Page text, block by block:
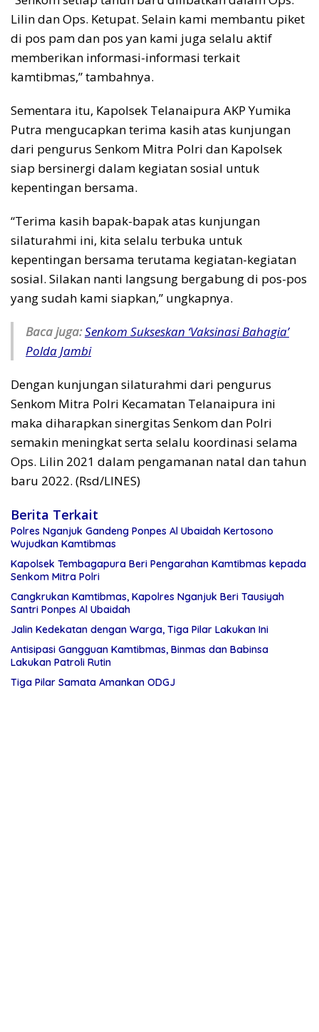
Lilin dan Ops. Ketupat. Selain kami membantu piket
di pos pam dan pos yan kami juga selalu aktif
memberikan informasi-informasi terkait
kamtibmas,” tambahnya.
Sementara itu, Kapolsek Telanaipura AKP Yumika
Putra mengucapkan terima kasih atas kunjungan
dari pengurus Senkom Mitra Polri dan Kapolsek
siap bersinergi dalam kegiatan sosial untuk
kepentingan bersama.
“Terima kasih bapak-bapak atas kunjungan
silaturahmi ini, kita selalu terbuka untuk
kepentingan bersama terutama kegiatan-kegiatan
sosial. Silakan nanti langsung bergabung di pos-pos
yang sudah kami siapkan,” ungkapnya.
Baca juga:Senkom Sukseskan ‘Vaksinasi Bahagia’
Polda Jambi
Dengan kunjungan silaturahmi dari pengurus
Senkom Mitra Polri Kecamatan Telanaipura ini
maka diharapkan sinergitas Senkom dan Polri
semakin meningkat serta selalu koordinasi selama
Ops. Lilin 2021 dalam pengamanan natal dan tahun
baru 2022. (Rsd/LINES)
Berita Terkait
Polres Nganjuk Gandeng Ponpes Al Ubaidah Kertosono
Wujudkan Kamtibmas
Kapolsek Tembagapura Beri Pengarahan Kamtibmas kepada
Senkom Mitra Polri
Cangkrukan Kamtibmas, Kapolres Nganjuk Beri Tausiyah
Santri Ponpes Al Ubaidah
Jalin Kedekatan dengan Warga, Tiga Pilar Lakukan Ini
Antisipasi Gangguan Kamtibmas, Binmas dan Babinsa
Lakukan Patroli Rutin
Tiga Pilar Samata Amankan ODGJ